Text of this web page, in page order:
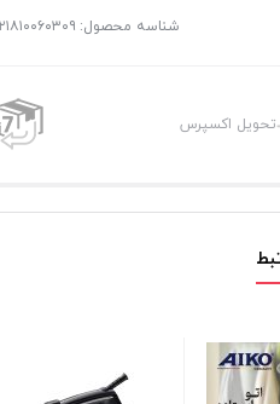
شناسه محصول:
تحویل اکسپرس